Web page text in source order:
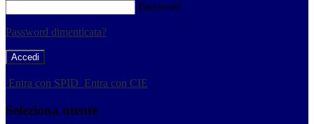
Password
Password dimenticata?
-
Entra con SPID Entra con CIE
Seleziona utente